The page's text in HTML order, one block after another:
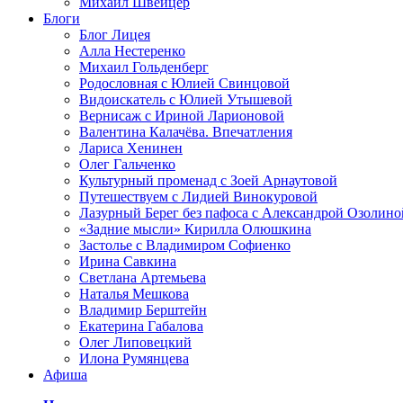
Блоги
Блог Лицея
Алла Нестеренко
Михаил Гольденберг
Родословная с Юлией Свинцовой
Видоискатель с Юлией Утышевой
Вернисаж с Ириной Ларионовой
Валентина Калачёва. Впечатления
Лариса Хенинен
Олег Гальченко
Культурный променад с Зоей Арнаутовой
Путешествуем с Лидией Винокуровой
Лазурный Берег без пафоса с Александрой
«Задние мысли» Кирилла Олюшкина
Застолье с Владимиром Софиенко
Ирина Савкина
Светлана Артемьева
Наталья Мешкова
Владимир Берштейн
Екатерина Габалова
Олег Липовецкий
Илона Румянцева
Афиша